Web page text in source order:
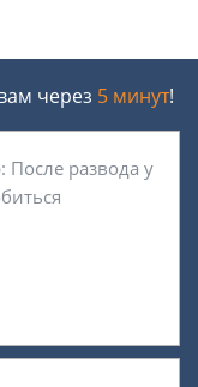
через 5 минут!